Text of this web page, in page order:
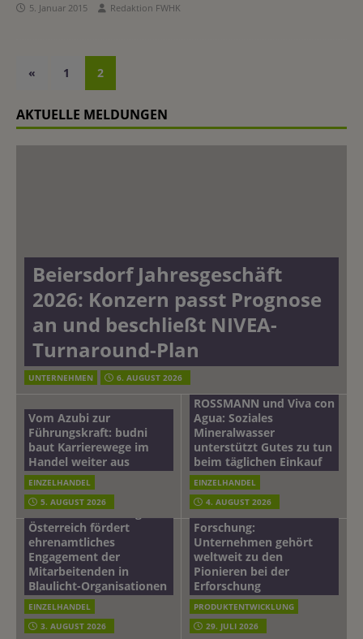
5. Januar 2015 Redaktion FWHK
« 1 2
AKTUELLE MELDUNGEN
Beiersdorf Jahresgeschäft
2026: Konzern passt Prognose
an und beschließt NIVEA-
Turnaround-Plan
UNTERNEHMEN 6. AUGUST 2026
Vom Azubi zur
Führungskraft: budni
baut Karrierewege im
Handel weiter aus
EINZELHANDEL
5. AUGUST 2026
ROSSMANN und Viva con
Agua: Soziales
Mineralwasser
unterstützt Gutes zu tun
beim täglichen Einkauf
EINZELHANDEL
4. AUGUST 2026
mehr vom leben tag: dm
Österreich fördert
ehrenamtliches
Engagement der
Mitarbeitenden in
Blaulicht-Organisationen
EINZELHANDEL
3. AUGUST 2026
Beiersdorf
Hautmikrobiom-
Forschung:
Unternehmen gehört
weltweit zu den
Pionieren bei der
Erforschung
PRODUKTENTWICKLUNG
29. JULI 2026